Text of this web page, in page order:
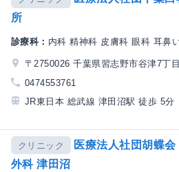
所
診療科： 内科 精神科 皮膚科 眼科 耳鼻
〒2750026 千葉県習志野市谷津7丁
0474553761
JR東日本 総武線 津田沼駅 徒歩 5分
クリニック
医療法人社団胡蝶
外科 津田沼